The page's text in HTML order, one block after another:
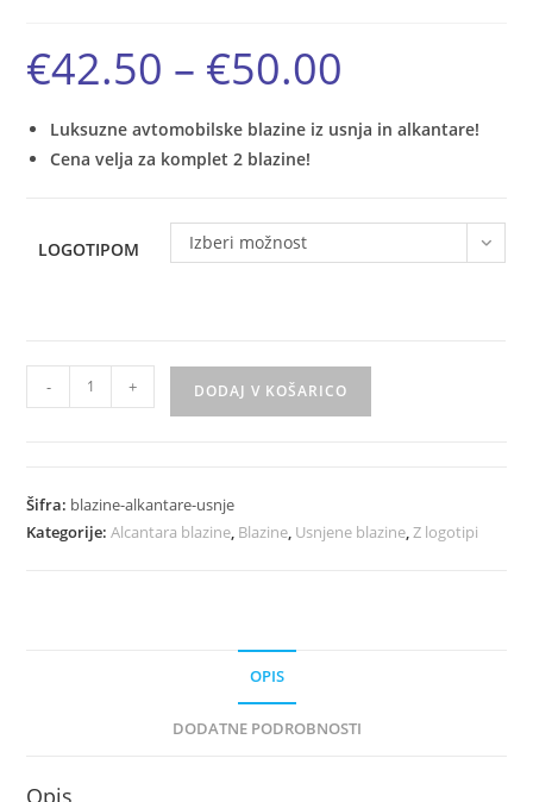
€42.50 – €50.00
do
€50.00
Luksuzne avtomobilske blazine iz usnja in alkantare!
Cena velja za komplet 2 blazine!
LOGOTIPOM Izberi možnost
Luksuzni
Avto
Alkantare
In
- + DODAJ V KOŠARICO
Šifra: blazine-alkantare-usnje
Kategorije:Alcantara blazine, Blazine, Usnjene blazine,Z logotipi
OPIS
DODATNE PODROBNOSTI
Opis